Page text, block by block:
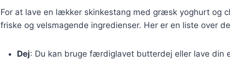
For at lave en lækker skinkestang med græsk yoghurt og
friske og velsmagende ingredienser. Her er en liste over
Dej: Du kan bruge færdiglavet butterdej eller lave din